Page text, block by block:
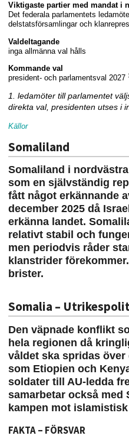
Viktigaste partier med mandat i
Det federala parlamentets
delstatsförsamlingar och
Valdeltagande
inga allmänna val hålls
Kommande val
president- och parlamentsval 2027
1. ledamöter till parlamentet
direkta val, presidenten utses i
Källor
Somaliland
Somaliland i
som en självständig
fått något erkännande
december 2025 då
erkänna landet.
relativt stabil och
men periodvis råder
klanstrider
brister.
Somalia –
Den väpnade konflikt
hela regionen då
våldet ska spridas
som Etiopien och
soldater till AU-ledda
samarbetar också med
kampen mot
FAKTA – FÖRSVAR